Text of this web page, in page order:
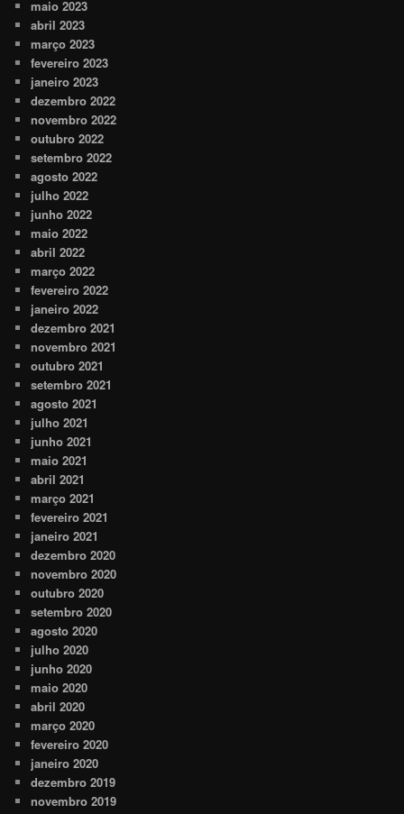
maio 2023
abril 2023
março 2023
fevereiro 2023
janeiro 2023
dezembro 2022
novembro 2022
outubro 2022
setembro 2022
agosto 2022
julho 2022
junho 2022
maio 2022
abril 2022
março 2022
fevereiro 2022
janeiro 2022
dezembro 2021
novembro 2021
outubro 2021
setembro 2021
agosto 2021
julho 2021
junho 2021
maio 2021
abril 2021
março 2021
fevereiro 2021
janeiro 2021
dezembro 2020
novembro 2020
outubro 2020
setembro 2020
agosto 2020
julho 2020
junho 2020
maio 2020
abril 2020
março 2020
fevereiro 2020
janeiro 2020
dezembro 2019
novembro 2019